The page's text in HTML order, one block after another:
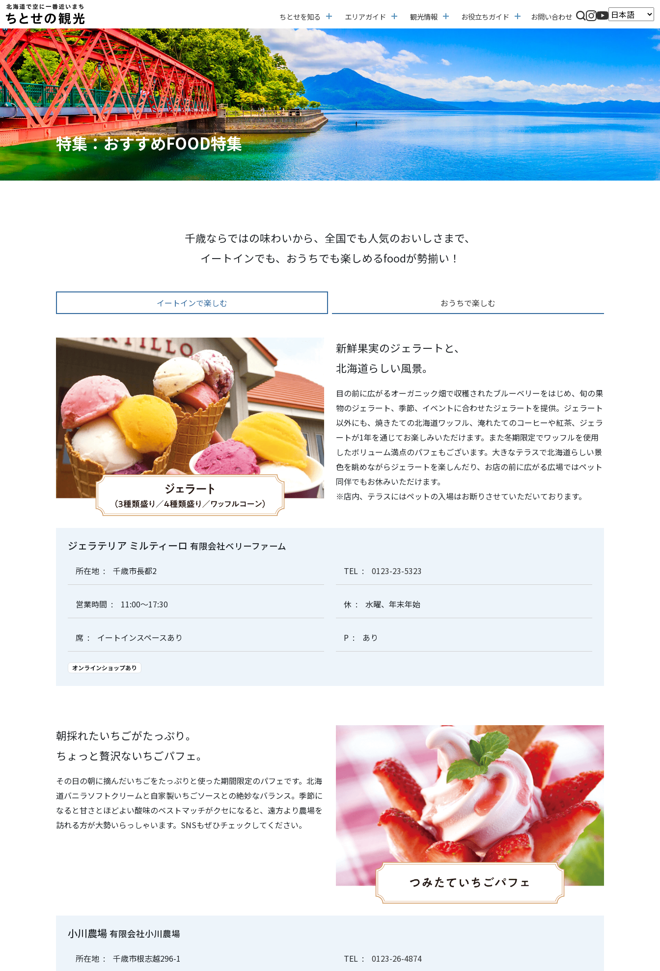
ちとせを知る エリアガイド 観光情報 お役立ちガイド お問い合わせ
特集：おすすめFOOD特集
千歳ならではの味わいから、全国でも人気のおいしさまで、
イートインでも、おうちでも楽しめるfoodが勢揃い！
イートインで楽しむ おうちで楽しむ
新鮮果実のジェラートと、
北海道らしい風景。
目の前に広がるオーガニック畑で収穫されたブルーベリーをはじめ、旬の果
物のジェラート、季節、イベントに合わせたジェラートを提供。ジェラート
以外にも、焼きたての北海道ワッフル、淹れたてのコーヒーや紅茶、ジェラ
ートが1年を通じてお楽しみいただけます。また冬期限定でワッフルを使用
したボリューム満点のパフェもございます。大きなテラスで北海道らしい景
色を眺めながらジェラートを楽しんだり、お店の前に広がる広場ではペット
同伴でもお休みいただけます。
※店内、テラスにはペットの入場はお断りさせていただいております。
ジェラテリア ミルティーロ 有限会社ベリーファーム
所在地 千歳市長都2 TEL 0123-23-5323
営業時間 11:00～17:30 休 水曜、年末年始
席 イートインスペースあり P あり
オンラインショップあり
朝採れたいちごがたっぷり。
ちょっと贅沢ないちごパフェ。
その日の朝に摘んだいちごをたっぷりと使った期間限定のパフェです。北海
道バニラソフトクリームと自家製いちごソースとの絶妙なバランス。季節に
なると甘さとほどよい酸味のベストマッチがクセになると、遠方より農場を
訪れる方が大勢いらっしゃいます。SNSもぜひチェックしてください。
小川農場 有限会社小川農場
所在地 千歳市根志越296-1 TEL 0123-26-4874